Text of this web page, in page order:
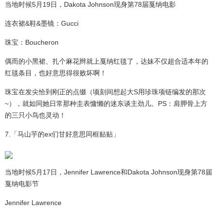
当地时候5月19日，Dakota Johnson现身第78届戛纳电影
连衣裙&鞋&墨镜：Gucci
珠宝：Boucheron
偶而的小黑裙、扎个麻花辫就上戛纳红毯了，达妹不仅超合适本年的
红毯条目，也好意思得很败坏啊！
珠宝在发尖恰到刚正的点缀（顷刻间想起大S用珍珠项链编发的那次
~），就如同她日常那种圭表慵懒的迷东谈主劲儿。PS：肩胛骨上方
的三只小鸟也灵动！
7.「马山芋的ex们甘好意思同框贴贴」
当地时候5月17日，Jennifer Lawrence和Dakota Johnson现身第78届
戛纳电影节
Jennifer Lawrence